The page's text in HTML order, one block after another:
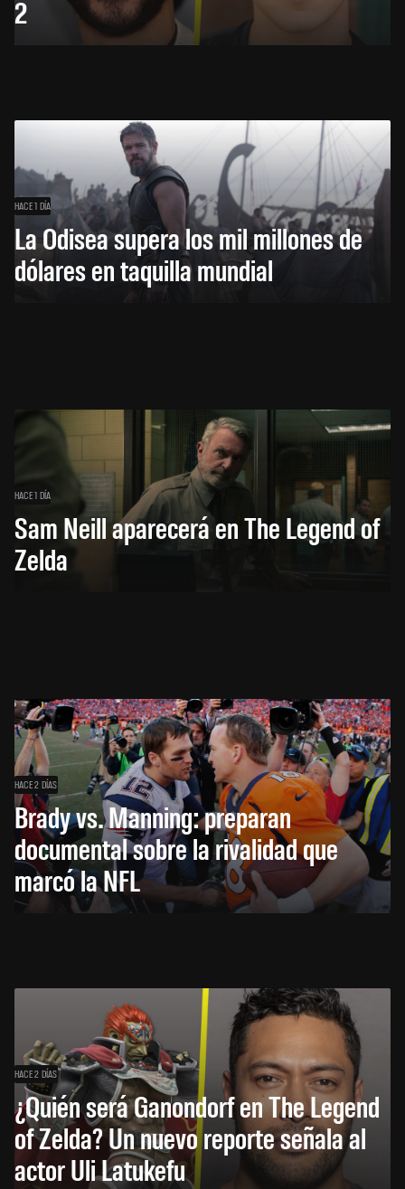
2
HACE 1 DÍA
La Odisea supera los mil millones de
dólares en taquilla mundial
HACE 1 DÍA
Sam Neill aparecerá en The Legend of
Zelda
HACE 2 DÍAS
Brady vs. Manning: preparan
documental sobre la rivalidad que
marcó la NFL
HACE 2 DÍAS
¿Quién será Ganondorf en The Legend
of Zelda? Un nuevo reporte señala al
actor Uli Latukefu